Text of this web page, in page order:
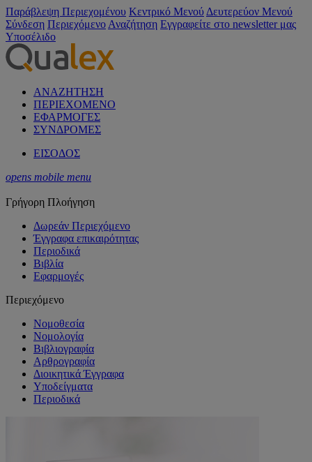
Παράβλεψη Περιεχομένου Κεντρικό Μενού Δευτερεύον Μενού
Σύνδεση Περιεχόμενο Αναζήτηση Εγγραφείτε στο newsletter μας
Υποσέλιδο
ΑΝΑΖΗΤΗΣΗ
ΠΕΡΙΕΧΟΜΕΝΟ
ΕΦΑΡΜΟΓΕΣ
ΣΥΝΔΡΟΜΕΣ
ΕΙΣΟΔΟΣ
opens mobile menu
Γρήγορη Πλοήγηση
Δωρεάν Περιεχόμενο
Έγγραφα επικαιρότητας
Περιοδικά
Βιβλία
Εφαρμογές
Περιεχόμενο
Νομοθεσία
Νομολογία
Βιβλιογραφία
Αρθρογραφία
Διοικητικά Έγγραφα
Υποδείγματα
Περιοδικά